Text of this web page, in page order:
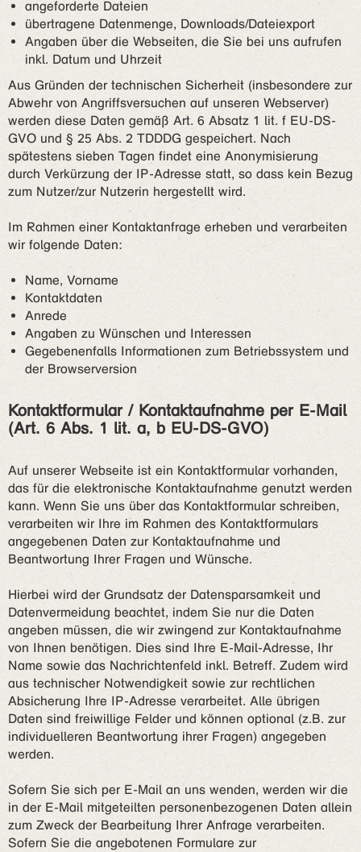
angeforderte Dateien
übertragene Datenmenge, Downloads/Dateiexport
Angaben über die Webseiten, die Sie bei uns aufrufen
inkl. Datum und Uhrzeit
Aus Gründen der technischen Sicherheit (insbesondere zur
Abwehr von Angriffsversuchen auf unseren Webserver)
werden diese Daten gemäß Art. 6 Absatz 1 lit. f EU-DS-
GVO und § 25 Abs. 2 TDDDG gespeichert. Nach
spätestens sieben Tagen findet eine Anonymisierung
durch Verkürzung der IP-Adresse statt, so dass kein Bezug
zum Nutzer/zur Nutzerin hergestellt wird.
Im Rahmen einer Kontaktanfrage erheben und verarbeiten
wir folgende Daten:
Name, Vorname
Kontaktdaten
Anrede
Angaben zu Wünschen und Interessen
Gegebenenfalls Informationen zum Betriebssystem und
der Browserversion
Kontaktformular / Kontaktaufnahme per E-Mail
(Art. 6 Abs. 1 lit. a, b EU-DS-GVO)
Auf unserer Webseite ist ein Kontaktformular vorhanden,
das für die elektronische Kontaktaufnahme genutzt werden
kann. Wenn Sie uns über das Kontaktformular schreiben,
verarbeiten wir Ihre im Rahmen des Kontaktformulars
angegebenen Daten zur Kontaktaufnahme und
Beantwortung Ihrer Fragen und Wünsche.
Hierbei wird der Grundsatz der Datensparsamkeit und
Datenvermeidung beachtet, indem Sie nur die Daten
angeben müssen, die wir zwingend zur Kontaktaufnahme
von Ihnen benötigen. Dies sind Ihre E-Mail-Adresse, Ihr
Name sowie das Nachrichtenfeld inkl. Betreff. Zudem wird
aus technischer Notwendigkeit sowie zur rechtlichen
Absicherung Ihre IP-Adresse verarbeitet. Alle übrigen
Daten sind freiwillige Felder und können optional (z.B. zur
individuelleren Beantwortung ihrer Fragen) angegeben
werden.
Sofern Sie sich per E-Mail an uns wenden, werden wir die
in der E-Mail mitgeteilten personenbezogenen Daten allein
zum Zweck der Bearbeitung Ihrer Anfrage verarbeiten.
Sofern Sie die angebotenen Formulare zur